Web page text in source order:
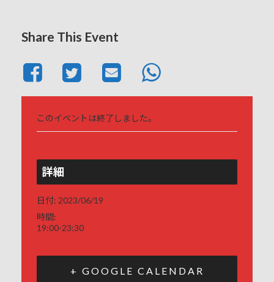
Share This Event
このイベントは終了しました。
詳細
日付: 2023/06/19
時間:
19:00-23:30
+ GOOGLE CALENDAR